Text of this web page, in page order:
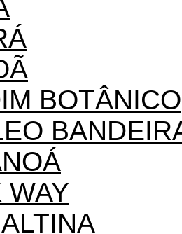
BOTÂNICO
WAY